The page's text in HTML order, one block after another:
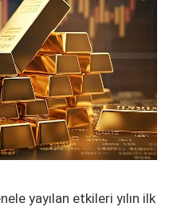
yayılan etkileri yılın ilk